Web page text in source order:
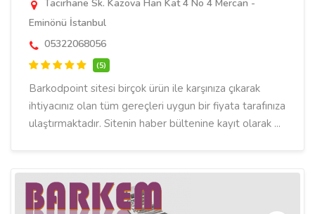
Tacirhane Sk. Kazova Han Kat 4 No 4 Mercan -
Eminönü İstanbul
05322068056
(5)
Barkodpoint sitesi birçok ürün ile karşınıza çıkarak
ihtiyacınız olan tüm gereçleri uygun bir fiyata tarafınıza
ulaştırmaktadır. Sitenin haber bültenine kayıt olarak ...